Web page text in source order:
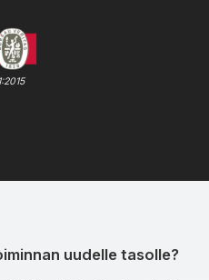
uudelle tasolle?